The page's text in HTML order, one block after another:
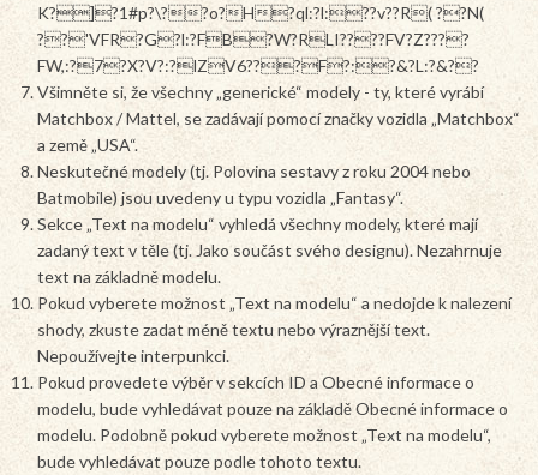
K?]?1#p?\??o?H?ql:?l:??v??R( ??N(
??'VFR?G?l:?FB?W?RLI????FV?Z????
FW,:?7?X?V?:?lZV6???F?:?&?L:?&??
Všimněte si, že všechny „generické“ modely - ty, které vyrábí
Matchbox / Mattel, se zadávají pomocí značky vozidla „Matchbox“
a země „USA“.
Neskutečné modely (tj. Polovina sestavy z roku 2004 nebo
Batmobile) jsou uvedeny u typu vozidla „Fantasy“.
Sekce „Text na modelu“ vyhledá všechny modely, které mají
zadaný text v těle (tj. Jako součást svého designu). Nezahrnuje
text na základně modelu.
Pokud vyberete možnost „Text na modelu“ a nedojde k nalezení
shody, zkuste zadat méně textu nebo výraznější text.
Nepoužívejte interpunkci.
Pokud provedete výběr v sekcích ID a Obecné informace o
modelu, bude vyhledávat pouze na základě Obecné informace o
modelu. Podobně pokud vyberete možnost „Text na modelu“,
bude vyhledávat pouze podle tohoto textu.